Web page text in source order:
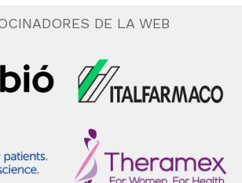
DE LA WEB